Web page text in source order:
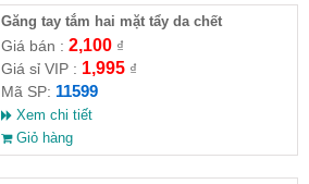
Găng tay tắm hai mặt tẩy da chết
Giá bán : 2,100₫
Giá sỉ VIP : 1,995₫
Mã SP: 11599
Xem chi tiết
Giỏ hàng